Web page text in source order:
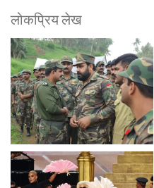
लोकप्रिय लेख